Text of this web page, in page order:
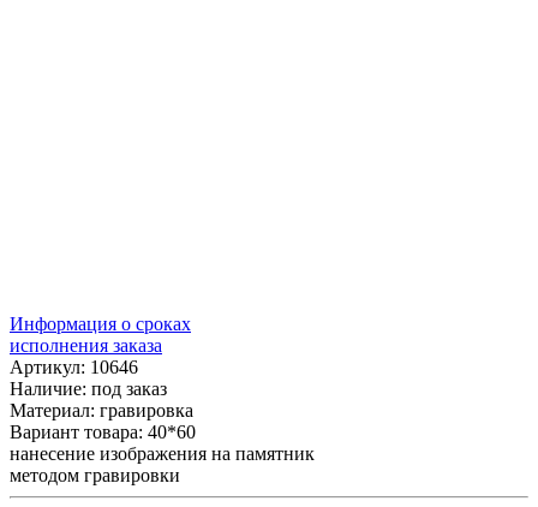
Информация о сроках
исполнения заказа
Артикул: 10646
Наличие: под заказ
Материал: гравировка
Вариант товара: 40*60
нанесение изображения на памятник
методом гравировки